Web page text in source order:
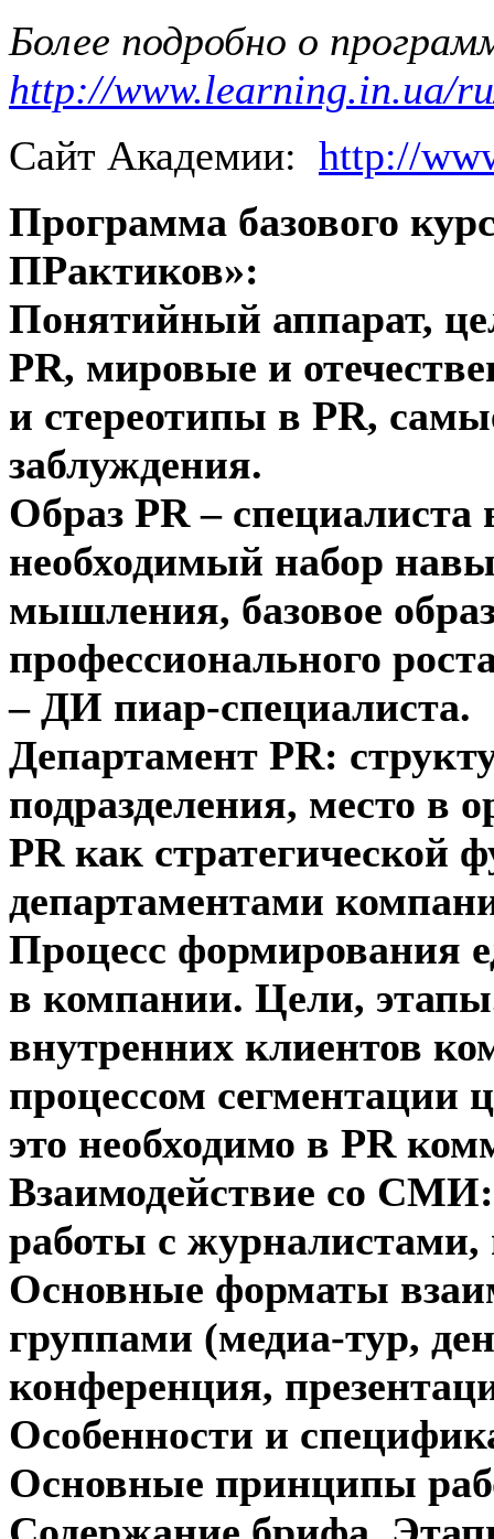
Более подробно о
http://www.learning.in.ua/
Сайт Академии: http://
Программа базового
ПРактиков»:
Понятийный аппарат,
PR, мировые и
и стереотипы в PR,
заблуждения.
Образ PR – специалиста
необходимый набор
мышления, базовое
профессионального
– ДИ пиар-специалиста.
Департамент PR:
подразделения, место в
PR как стратегической
департаментами
Процесс формирования
в компании. Цели,
внутренних клиентов
процессом сегментации
это необходимо в PR
Взаимодействие со
работы с журналистами,
Основные форматы
группами (медиа-тур,
конференция,
Особенности и
Основные принципы